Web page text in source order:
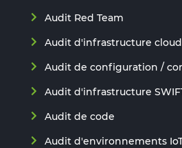
Audit Red Team
Audit d'infrastructure cloud
Audit de configuration /
Audit d'infrastructure
Audit de code
Audit d'environnements